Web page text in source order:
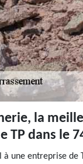
la
TP dans le
à une entreprise de